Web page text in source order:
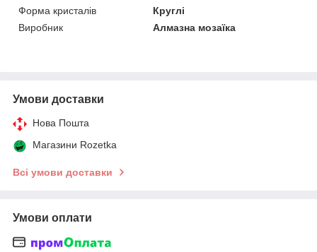
Форма кристалів
Круглі
Виробник
Алмазна мозаїка
Умови доставки
Нова Пошта
Магазини Rozetka
Всі умови доставки
Умови оплати